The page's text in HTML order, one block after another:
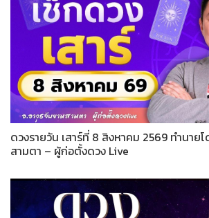
ดวงรายวัน เสาร์ที่ 8 สิงหาคม 2569 ทำนาย
สามตา – ผู้ก่อตั้งดวง Live